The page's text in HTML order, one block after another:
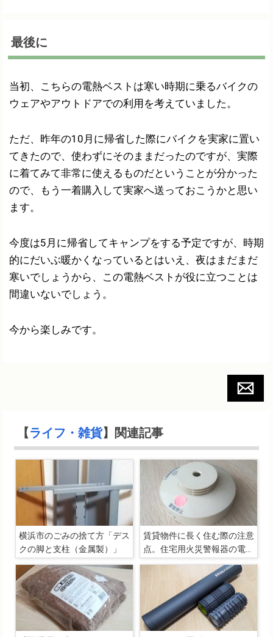
最後に
当初、こちらの電熱ベストは寒い時期に乗るバイクの
ウェアやアウトドアでの利用を考えていました。
ただ、昨年の10月に帰省した際にバイクを実家に置い
てきたので、使わずにそのままだったのですが、実際
に着てみて非常に使えるものだということが分かった
ので、もう一着購入して実家へ送っておこうかと思い
ます。
今度は5月に帰省してキャンプをする予定ですが、時期
的にだいぶ暖かくなっているとはいえ、夜はまだまだ
寒いでしょうから、この電熱ベストが役に立つことは
間違いないでしょう。
今から楽しみです。
【ライフ・雑貨】関連記事
横浜市のごみの捨て方「デス
クの脚と支柱（金属製）」
賃貸物件に長く住む際の注意
点。住宅用火災警報器の電池
切れで夜中にアラームが鳴り
だすと結構な恐怖